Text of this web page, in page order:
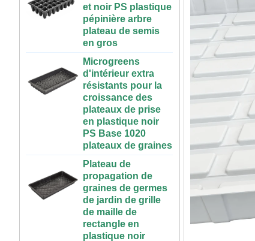
plastique réservoir
hydroponique avec
couvercle
Système
hydroponique
vertical pour les
fraises et légumes |
ABS Gutting en
plastique pour la
serre et l'utilisation
de la ferme
Grande Table de
culture
hydroponique
roulante en
plastique, intérieur
et extérieur, 3x6,
4x4, 4x6, 4x8, bon
marché, à vendre
plateau de semis
en gros
Microgreens
d'intérieur extra
résistants pour la
croissance des
plateaux de prise
en plastique noir
PS Base 1020
plateaux de graines
Plateau de
propagation de
graines de germes
de jardin de grille
de maille de
rectangle en
plastique noir
résistant de pp